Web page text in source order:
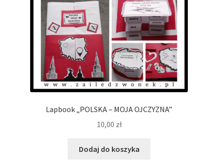
Lapbook „POLSKA – MOJA OJCZYZNA”
10,00 zł
Dodaj do koszyka